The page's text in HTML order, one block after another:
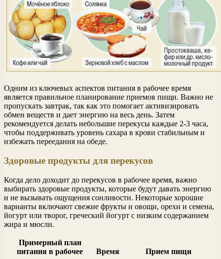
Одним из ключевых аспектов питания в рабочее время
является правильное планирование приемов пищи. Важно не
пропускать завтрак, так как это помогает активизировать
обмен веществ и дает энергию на весь день. Затем
рекомендуется делать небольшие перекусы каждые 2-3 часа,
чтобы поддерживать уровень сахара в крови стабильным и
избежать переедания на обеде.
Здоровые продукты для перекусов
Когда дело доходит до перекусов в рабочее время, важно
выбирать здоровые продукты, которые будут давать энергию
и не вызывать ощущения сонливости. Некоторые хорошие
варианты включают свежие фрукты и овощи, орехи и семена,
йогурт или творог, греческий йогурт с низким содержанием
жира и мюсли.
Примерный план
питания в рабочее
Время Прием пищи